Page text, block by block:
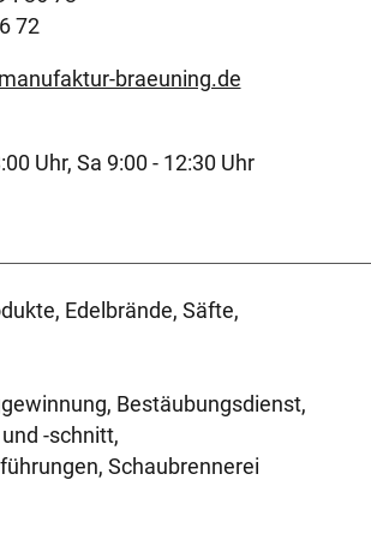
72
braeuning.de
Uhr, Sa 9:00 - 12:30 Uhr
Edelbrände, Säfte,
Bestäubungsdienst,
-schnitt,
Schaubrennerei